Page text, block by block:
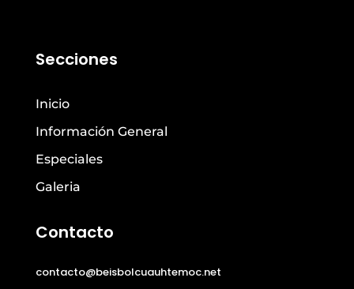
Secciones
Inicio
Información General
Especiales
Galeria
Contacto
contacto@beisbolcuauhtemoc.net